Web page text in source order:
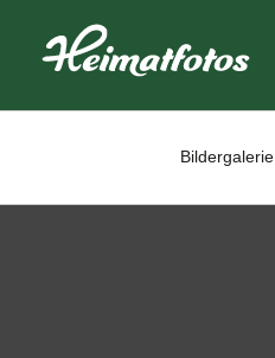
Bildergalerie